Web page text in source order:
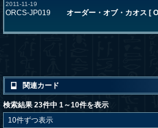
2011-11-19
ORCS-JP019 オーダー・オブ・カオス [
関連カード
検索結果 23件中 1～10件を表示